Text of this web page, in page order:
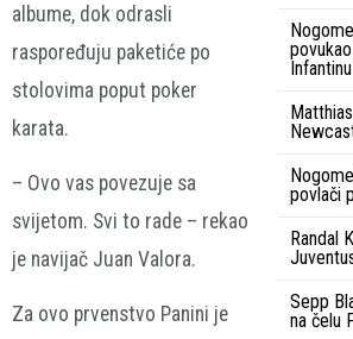
albume, dok odrasli
raspoređuju paketiće po
stolovima poput poker
karata.
– Ovo vas povezuje sa
svijetom. Svi to rade – rekao
je navijač Juan Valora.
Za ovo prvenstvo Panini je
Infantinu
povlači
Randal
Sepp
na čelu